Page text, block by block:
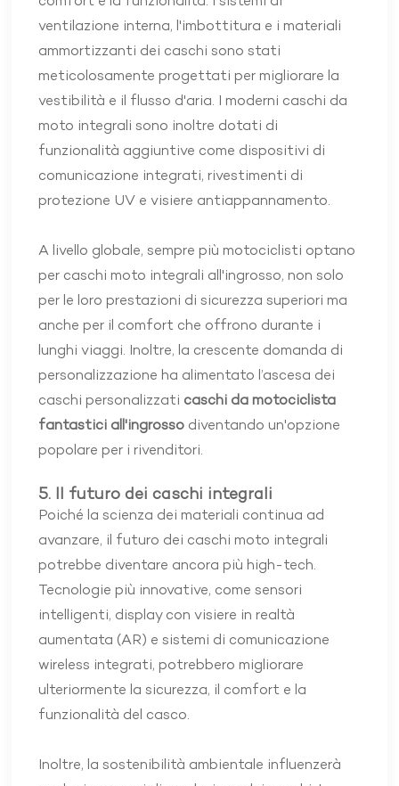
ventilazione interna, l'imbottitura e i materiali
ammortizzanti dei caschi sono stati
meticolosamente progettati per migliorare la
vestibilità e il flusso d'aria. I moderni caschi da
moto integrali sono inoltre dotati di
funzionalità aggiuntive come dispositivi di
comunicazione integrati, rivestimenti di
protezione UV e visiere antiappannamento.
A livello globale, sempre più motociclisti optano
per caschi moto integrali all'ingrosso, non solo
per le loro prestazioni di sicurezza superiori ma
anche per il comfort che offrono durante i
lunghi viaggi. Inoltre, la crescente domanda di
personalizzazione ha alimentato l’ascesa dei
caschi personalizzati caschi da motociclista
fantastici all'ingrosso diventando un'opzione
popolare per i rivenditori.
5. Il futuro dei caschi integrali
Poiché la scienza dei materiali continua ad
avanzare, il futuro dei caschi moto integrali
potrebbe diventare ancora più high-tech.
Tecnologie più innovative, come sensori
intelligenti, display con visiere in realtà
aumentata (AR) e sistemi di comunicazione
wireless integrati, potrebbero migliorare
ulteriormente la sicurezza, il comfort e la
funzionalità del casco.
Inoltre, la sostenibilità ambientale influenzerà